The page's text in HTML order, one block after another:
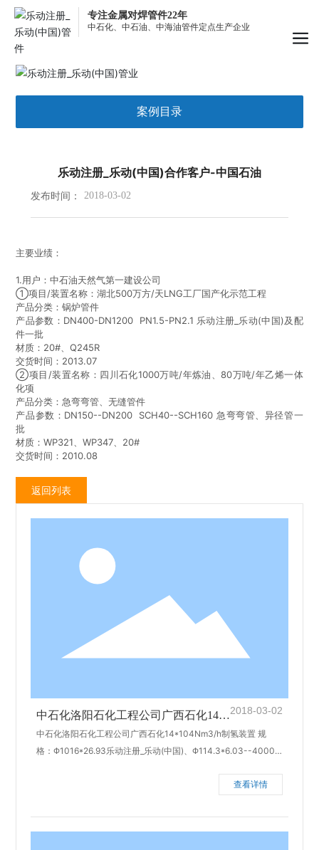
专注金属对焊管件22年
中石化、中石油、中海油管件定点生产企业
案例目录
乐动注册_乐动(中国)合作客户-中国石油
发布时间： 2018-03-02
主要业绩：
1.用户：中石油天然气第一建设公司
①项目/装置名称：湖北500万方/天LNG工厂国产化示范工程
产品分类：锅炉管件
产品参数：DN400-DN1200 PN1.5-PN2.1 乐动注册_乐动(中国)及配
件一批
材质：20#、Q245R
交货时间：2013.07
②项目/装置名称：四川石化1000万吨/年炼油、80万吨/年乙烯一体
化项
产品分类：急弯弯管、无缝管件
产品参数：DN150--DN200 SCH40--SCH160 急弯弯管、异径管一
批
材质：WP321、WP347、20#
交货时间：2010.08
返回列表
中石化洛阳石化工程公司广西石化14*1
04Nm3/h制氢装置
2018-03-02
中石化洛阳石化工程公司广西石化14*104Nm3/h制氢装置 规
格：Φ1016*26.93乐动注册_乐动(中国)、Φ114.3*6.03--4000
查看详情